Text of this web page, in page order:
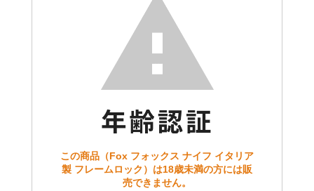
この商品（Fox フォックス ナイフ イタリア
製 フレームロック）は18歳未満の方には販
売できません。